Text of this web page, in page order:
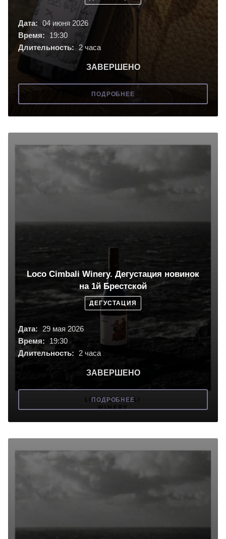
Дата: 04 июня 2026
Время:
19:30
Длительность:
2 часа
ЗАВЕРШЕНО
ПОДРОБНЕЕ
Loco Cimbali Winery. Дегустация новинок
на 1й Брестской
ДЕГУСТАЦИЯ
Дата:
29 мая 2026
Время:
19:30
Длительность:
2 часа
ЗАВЕРШЕНО
ПОДРОБНЕЕ